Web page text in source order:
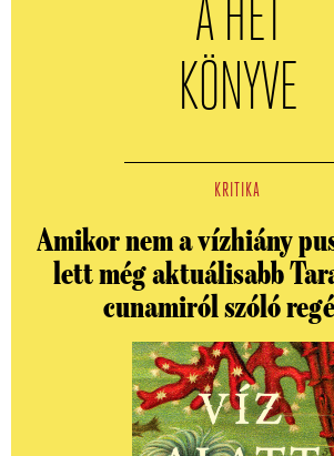
A HÉT
KÖNYVE
KRITIKA
Amikor nem a vízhiány
lett még aktuálisabb
cunamiról szóló